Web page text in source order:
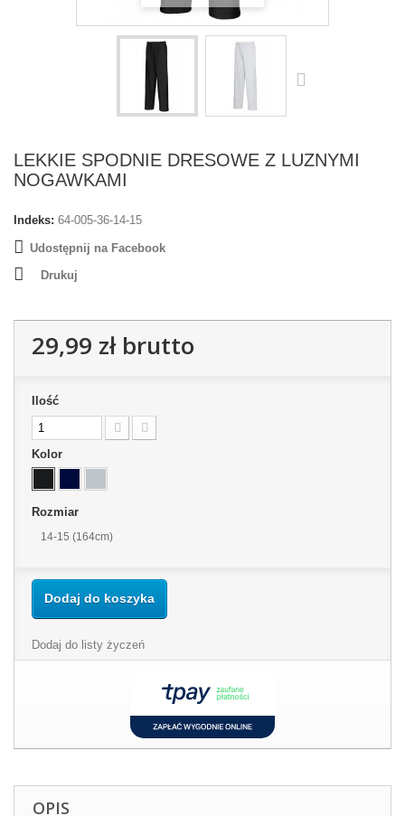
LEKKIE SPODNIE DRESOWE Z LUZNYMI
NOGAWKAMI
Indeks: 64-005-36-14-15
Udostępnij na Facebook
Drukuj
29,99 złbrutto
Ilość
Kolor
Rozmiar
14-15 (164cm)
Dodaj do koszyka
Dodaj do listy życzeń
OPIS